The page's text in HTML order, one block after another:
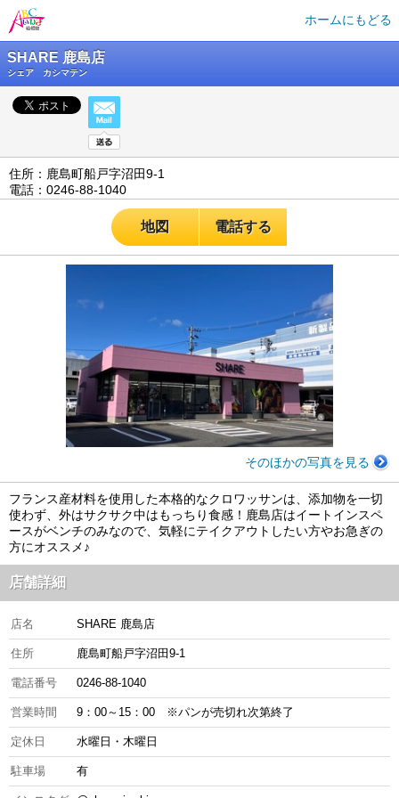
ホームにもどる
SHARE 鹿島店
シェア カシマテン
住所：鹿島町船戸字沼田9-1
電話：0246-88-1040
地図 電話する
そのほかの写真を見る
フランス産材料を使用した本格的なクロワッサンは、添加物を一切
使わず、外はサクサク中はもっちり食感！鹿島店はイートインスペ
ースがベンチのみなので、気軽にテイクアウトしたい方やお急ぎの
方にオススメ♪
店舗詳細
店名 SHARE 鹿島店
住所 鹿島町船戸字沼田9-1
電話番号 0246-88-1040
営業時間 9：00～15：00 ※パンが売切れ次第終了
定休日 水曜日・木曜日
駐車場 有